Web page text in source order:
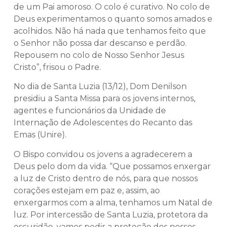
de um Pai amoroso. O colo é curativo. No colo de
Deus experimentamos o quanto somos amados e
acolhidos. Não há nada que tenhamos feito que
o Senhor não possa dar descanso e perdão.
Repousem no colo de Nosso Senhor Jesus
Cristo”, frisou o Padre.
No dia de Santa Luzia (13/12), Dom Denilson
presidiu a Santa Missa para os jovens internos,
agentes e funcionários da Unidade de
Internação de Adolescentes do Recanto das
Emas (Unire).
O Bispo convidou os jovens a agradecerem a
Deus pelo dom da vida. “Que possamos enxergar
a luz de Cristo dentro de nós, para que nossos
corações estejam em paz e, assim, ao
enxergarmos com a alma, tenhamos um Natal de
luz. Por intercessão de Santa Luzia, protetora da